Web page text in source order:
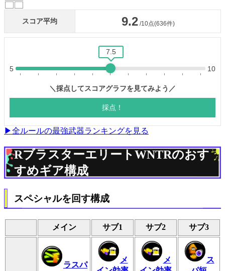
▶全ルールの最強武器ランキングを見る
RブラスターエリートWNTRのおす
すめギア構成
スペシャルを回す構成
メイン サブ1 サブ2 サブ3
ラスパ
メ
メ
ス